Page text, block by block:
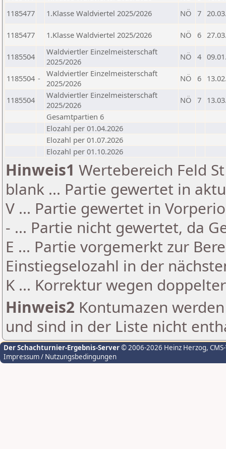
1185477
1.Klasse Waldviertel 2025/2026 NÖ 7
1185477 1.Klasse Waldviertel 2025/2026 NÖ 6
1185504
Waldviertler Einzelmeisterschaft
2025/2026
NÖ 4
1185504 -
Waldviertler Einzelmeisterschaft
2025/2026
NÖ 6
1185504
Waldviertler Einzelmeisterschaft
2025/2026
NÖ 7
Gesamtpartien 6
Elozahl per 01.04.2026
Elozahl per 01.07.2026
Elozahl per 01.10.2026
Hinweis1 Wertebereich Feld
blank ... Partie gewertet in
V ... Partie gewertet in
- ... Partie nicht gewertet, da
E ... Partie vorgemerkt zur
Einstiegselozahl in der
K ... Korrektur wegen
Hinweis2 Kontumazen
und sind in der Liste nicht
Der Schachturnier-Ergebnis-Server© 2006-2026 Heinz Herzog,
Impressum / Nutzungsbedingungen